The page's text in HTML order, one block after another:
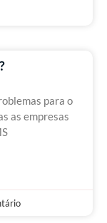
para o
as empresas